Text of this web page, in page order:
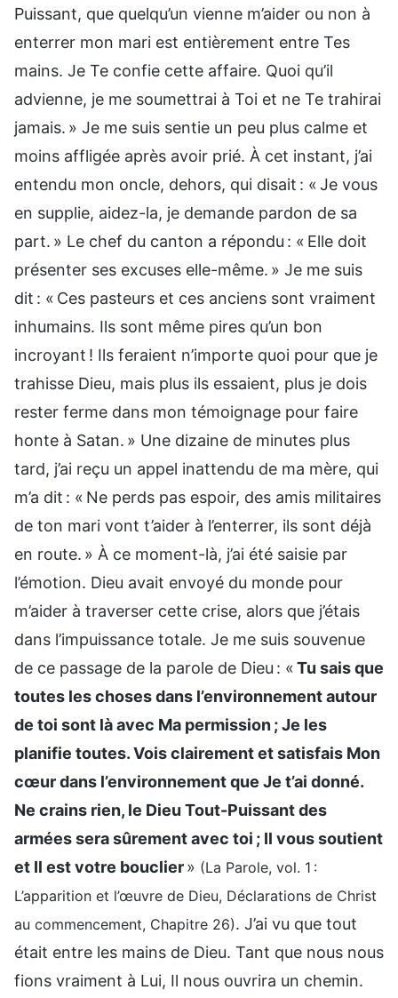
Puissant, que quelqu’un vienne m’aider ou non à
enterrer mon mari est entièrement entre Tes
mains. Je Te confie cette affaire. Quoi qu’il
advienne, je me soumettrai à Toi et ne Te trahirai
jamais. » Je me suis sentie un peu plus calme et
moins affligée après avoir prié. À cet instant, j’ai
entendu mon oncle, dehors, qui disait : « Je vous
en supplie, aidez-la, je demande pardon de sa
part. » Le chef du canton a répondu : « Elle doit
présenter ses excuses elle-même. » Je me suis
dit : « Ces pasteurs et ces anciens sont vraiment
inhumains. Ils sont même pires qu’un bon
incroyant ! Ils feraient n’importe quoi pour que je
trahisse Dieu, mais plus ils essaient, plus je dois
rester ferme dans mon témoignage pour faire
honte à Satan. » Une dizaine de minutes plus
tard, j’ai reçu un appel inattendu de ma mère, qui
m’a dit : « Ne perds pas espoir, des amis militaires
de ton mari vont t’aider à l’enterrer, ils sont déjà
en route. » À ce moment-là, j’ai été saisie par
l’émotion. Dieu avait envoyé du monde pour
m’aider à traverser cette crise, alors que j’étais
dans l’impuissance totale. Je me suis souvenue
de ce passage de la parole de Dieu : «Tu sais que
toutes les choses dans l’environnement autour
de toi sont là avec Ma permission ; Je les
planifie toutes. Vois clairement et satisfais Mon
cœur dans l’environnement que Je t’ai donné.
Ne crains rien, le Dieu Tout-Puissant des
armées sera sûrement avec toi ; Il vous soutient
et Il est votre bouclier» (La Parole, vol. 1 :
L’apparition et l’œuvre de Dieu, Déclarations de Christ
au commencement, Chapitre 26). J’ai vu que tout
était entre les mains de Dieu. Tant que nous nous
fions vraiment à Lui, Il nous ouvrira un chemin.